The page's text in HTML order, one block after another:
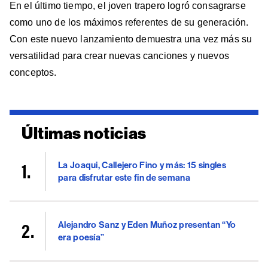
En el último tiempo, el joven trapero logró consagrarse
como uno de los máximos referentes de su generación.
Con este nuevo lanzamiento demuestra una vez más su
versatilidad para crear nuevas canciones y nuevos
conceptos.
Últimas noticias
La Joaqui, Callejero Fino y más: 15 singles
para disfrutar este fin de semana
Alejandro Sanz y Eden Muñoz presentan “Yo
era poesía”